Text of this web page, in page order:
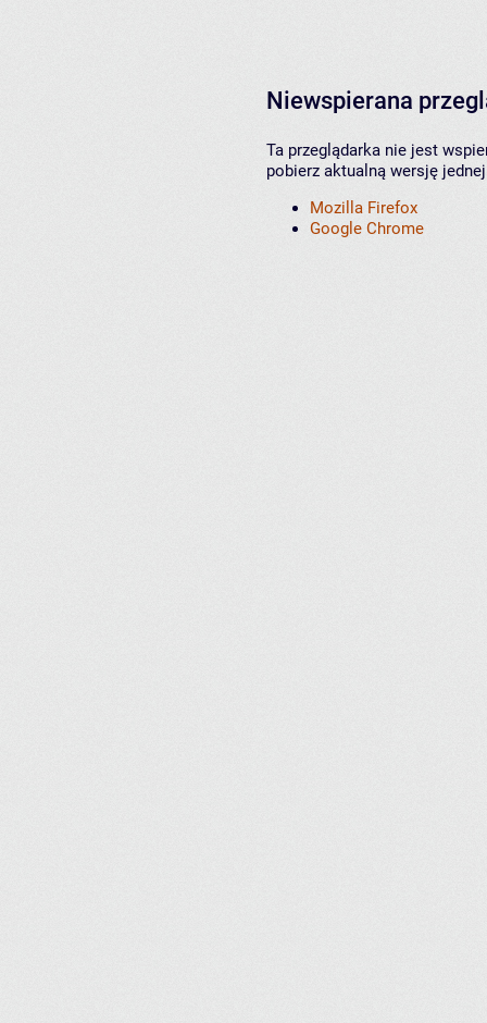
Niewspierana
Ta przeglądarka nie jest
pobierz aktualną wersję
Mozilla Firefox
Google Chrome